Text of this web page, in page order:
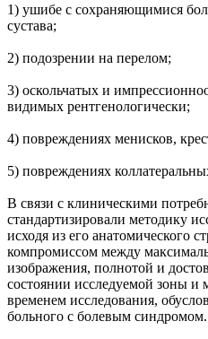
1) ушибе с сохраняющимися
сустава;
2) подозрении на перелом;
3) оскольчатых и
видимых рентгенологически;
4) повреждениях менисков,
5) повреждениях
В связи с клиническими
стандартизировали методику
исходя из его анатомического
компромиссом между
изображения, полнотой и
состоянии исследуемой зоны
временем исследования,
больного с болевым синдромом.